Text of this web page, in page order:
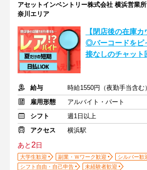
アセットインベントリー株式会社 横浜営業
奈川エリア
【閉店後の在庫
◎バーコードをピ
接なしのチャッ
給与
雇用形態
アルバイト・パート
シフト
週1日以上
アクセス
横浜駅
あと2日
大学生歓迎 副業・Ｗワーク歓迎
シルバー歓
シフト自由・自己申告
未経験者歓迎